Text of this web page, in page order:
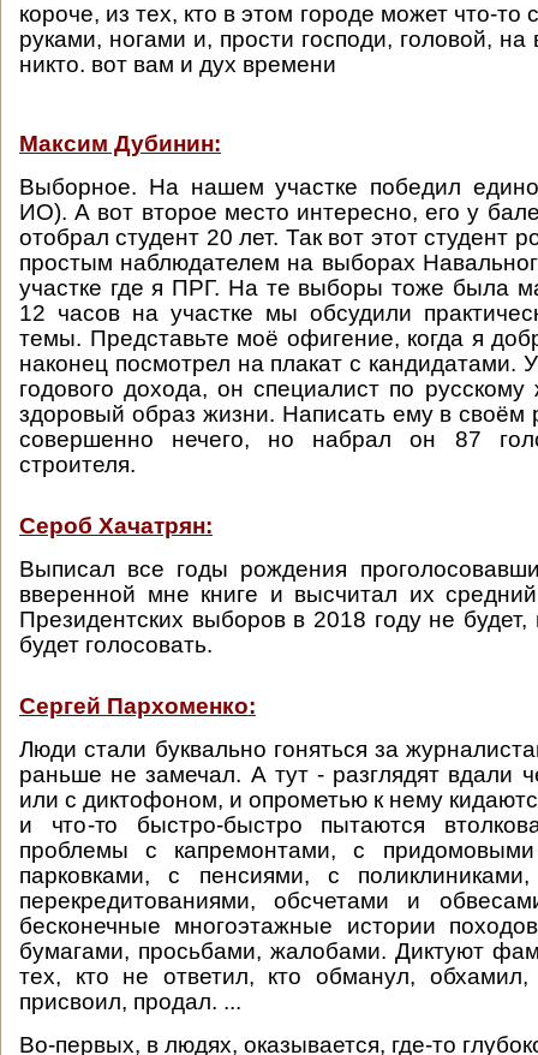
короче, из тех, кто в этом городе может что-то
руками, ногами и, прости господи, головой,
никто. вот вам и дух времени
Максим Дубинин:
Выборное. На нашем участке победил
ИО). А вот второе место интересно, его у
отобрал студент 20 лет. Так вот этот студент
простым наблюдателем на выборах
участке где я ПРГ. На те выборы тоже была
12 часов на участке мы обсудили
темы. Представьте моё офигение, когда я
наконец посмотрел на плакат с кандидатами.
годового дохода, он специалист по
здоровый образ жизни. Написать ему в своём
совершенно нечего, но набрал он 87
строителя.
Сероб Хачатрян:
Выписал все годы рождения
вверенной мне книге и высчитал их
Президентских выборов в 2018 году не будет,
будет голосовать.
Сергей Пархоменко:
Люди стали буквально гоняться за
раньше не замечал. А тут - разглядят вдали
или с диктофоном, и опрометью к нему
и что-то быстро-быстро пытаются
проблемы с капремонтами, с
парковками, с пенсиями, с
перекредитованиями, обсчетами и
бесконечные многоэтажные истории
бумагами, просьбами, жалобами. Диктуют
тех, кто не ответил, кто обманул,
присвоил, продал. ...
Во-первых, в людях, оказывается, где-то